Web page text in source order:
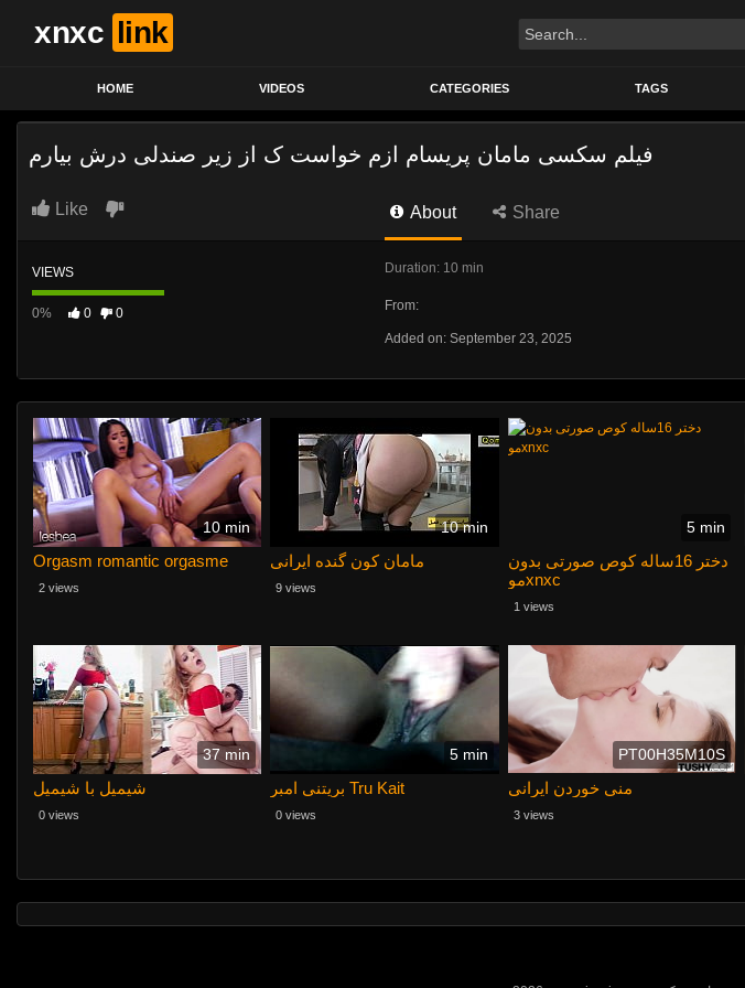
xnxc link Search
HOME VIDEOS CATEGORIES TAGS
فيلم سکسی مامان پریسام ازم خواست ک از زیر صندلی درش بیارم
Like About Share
VIEWS
0% 0 0
Duration: 10 min
From:
Added on: September 23, 2025
10 min
Orgasm romantic orgasme
2 views
10 min
مامان کون گنده ایرانی
9 views
5 min
دختر 16ساله کوص صورتی بدون
موxnxc
1 views
37 min
شیمیل با شیمیل
0 views
5 min
بریتنی امبر Tru Kait
0 views
PT00H35M10S
منی خوردن ایرانی
3 views